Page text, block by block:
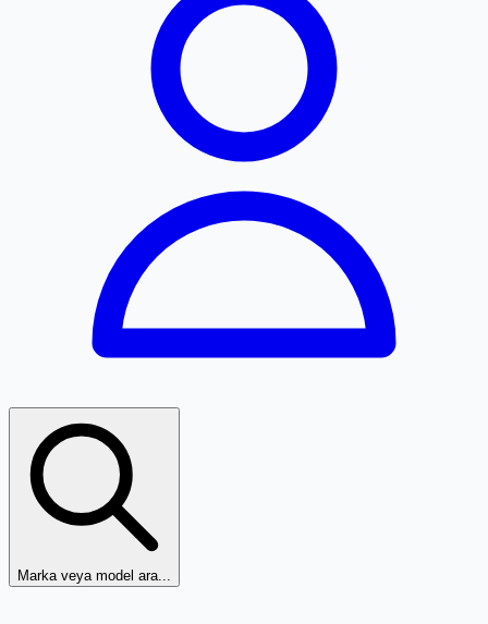
Marka veya model ara...